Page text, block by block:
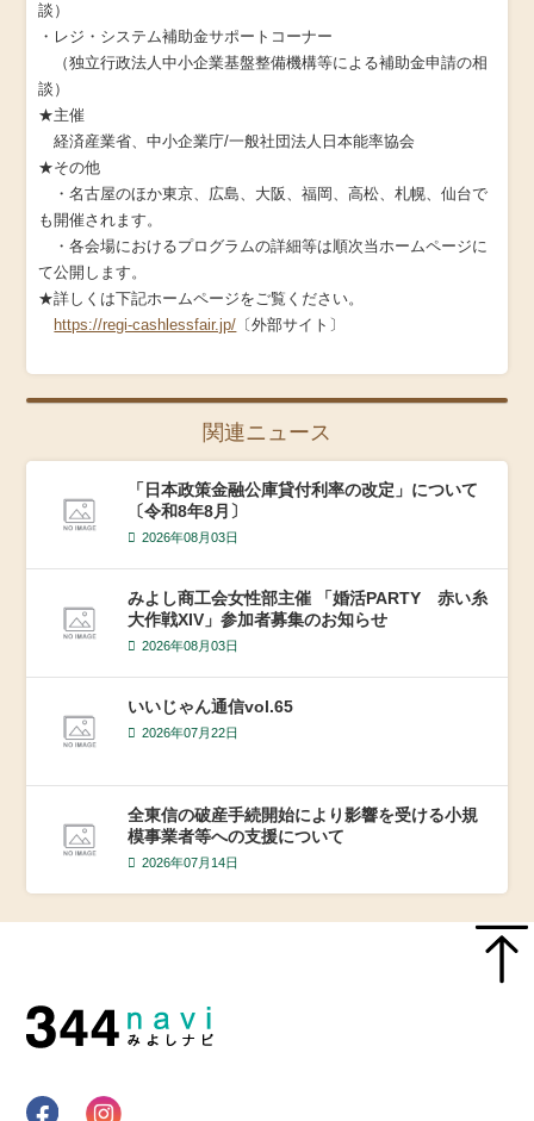
談）
・レジ・システム補助金サポートコーナー
（独立行政法人中小企業基盤整備機構等による補助金申請の相
談）
★主催
経済産業省、中小企業庁/一般社団法人日本能率協会
★その他
・名古屋のほか東京、広島、大阪、福岡、高松、札幌、仙台で
も開催されます。
・各会場におけるプログラムの詳細等は順次当ホームページに
て公開します。
★詳しくは下記ホームページをご覧ください。
https://regi-cashlessfair.jp/ 〔外部サイト〕
関連ニュース
「日本政策金融公庫貸付利率の改定」について
〔令和8年8月〕
2026年08月03日
みよし商工会女性部主催 「婚活PARTY 赤い糸
大作戦XIV」参加者募集のお知らせ
2026年08月03日
いいじゃん通信vol.65
2026年07月22日
全東信の破産手続開始により影響を受ける小規
模事業者等への支援について
2026年07月14日